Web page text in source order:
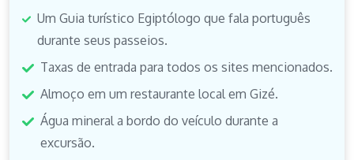
Um Guia turístico Egiptólogo que fala português
durante seus passeios.
Taxas de entrada para todos os sites mencionados.
Almoço em um restaurante local em Gizé.
Água mineral a bordo do veículo durante a
excursão.